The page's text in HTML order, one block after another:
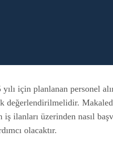
için planlanan personel
değerlendirilmelidir.
ilanları üzerinden nasıl
olacaktır.